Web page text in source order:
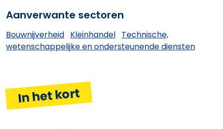
Aanverwante sectoren
Bouwnijverheid Kleinhandel Technische,
wetenschappelijke en ondersteunende diensten
In het kort